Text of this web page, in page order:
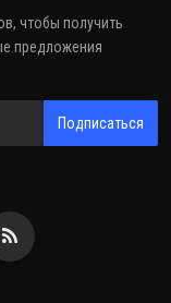
чтобы получить
предложения
Подписаться